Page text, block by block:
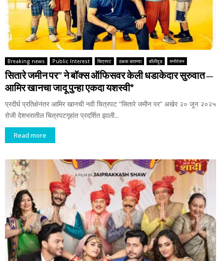
Breaking news Public Interest चित्रपट ठळक बातम्या बॉलीवूड मनोरंजन
सितारे जमीन पर” ने बॉक्स ऑफिसवर केली धडाकेदार सुरुवात –
आमिर खानचा जादू पुन्हा एकदा यशस्वी*
प्रदीर्घ प्रतिक्षेनंतर आमिर खानची नवी चित्रपट “सितारे जमीन पर” अखेर २० जून २०२५
रोजी देशभरातील चित्रपटगृहांत प्रदर्शित झाली...
Read more